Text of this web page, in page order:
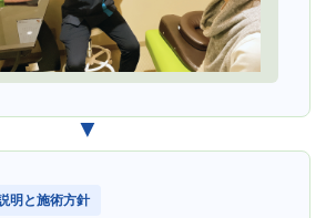
▼
明と施術方針